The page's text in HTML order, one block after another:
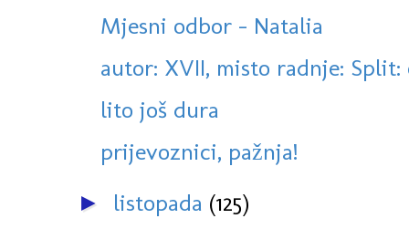
Mjesni odbor - Natalia
autor: XVII, misto radnje: Split:
lito još dura
prijevoznici, pažnja!
► listopada (125)